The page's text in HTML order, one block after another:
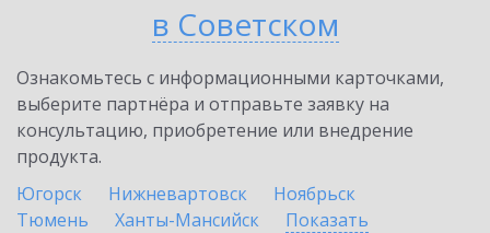
в Советском
Ознакомьтесь с информационными карточками,
выберите партнёра и отправьте заявку на
консультацию, приобретение или внедрение
продукта.
Югорск
Нижневартовск
Ноябрьск
Тюмень
Ханты-Мансийск
Показать